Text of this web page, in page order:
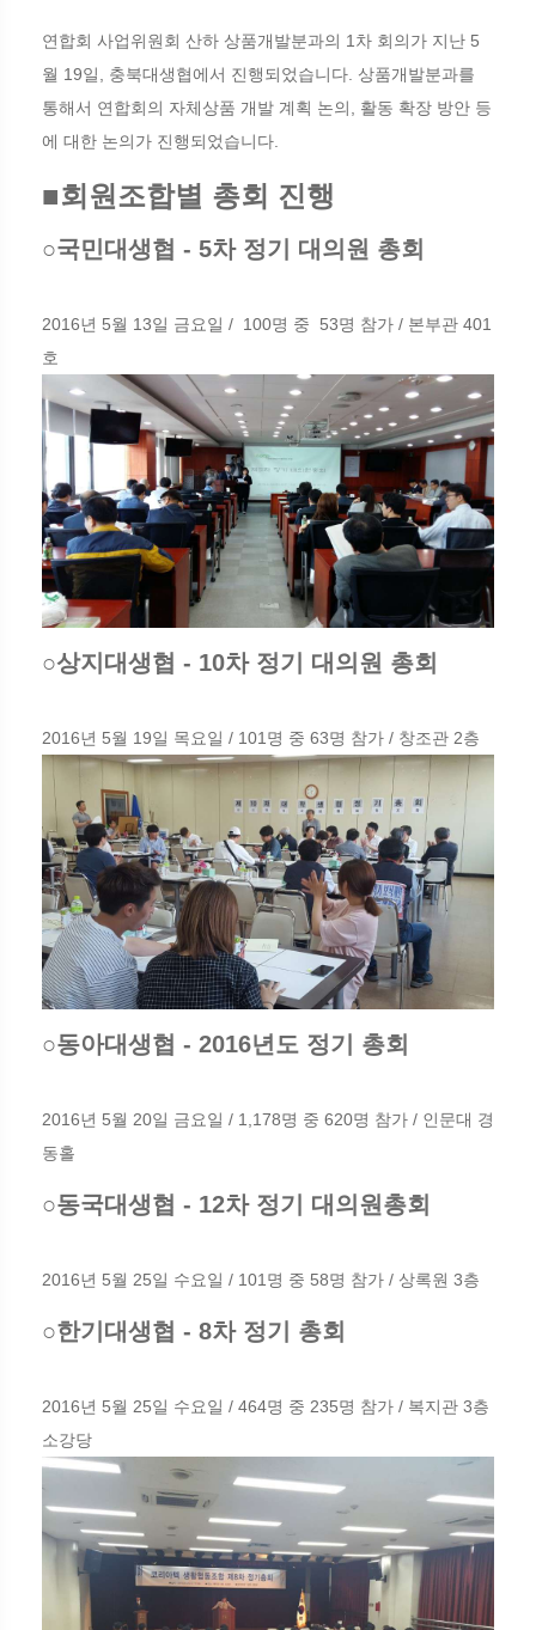
연합회 사업위원회 산하 상품개발분과의 1차 회의가 지난 5
월 19일, 충북대생협에서 진행되었습니다. 상품개발분과를
통해서 연합회의 자체상품 개발 계획 논의, 활동 확장 방안 등
에 대한 논의가 진행되었습니다.
■회원조합별 총회 진행
○국민대생협 - 5차 정기 대의원 총회
2016년 5월 13일 금요일 / 100명 중 53명 참가 / 본부관 401
호
○상지대생협 - 10차 정기 대의원 총회
2016년 5월 19일 목요일 / 101명 중 63명 참가 / 창조관 2층
○동아대생협 - 2016년도 정기 총회
2016년 5월 20일 금요일 / 1,178명 중 620명 참가 / 인문대 경
동홀
○동국대생협 - 12차 정기 대의원총회
2016년 5월 25일 수요일 / 101명 중 58명 참가 / 상록원 3층
○한기대생협 - 8차 정기 총회
2016년 5월 25일 수요일 / 464명 중 235명 참가 / 복지관 3층
소강당